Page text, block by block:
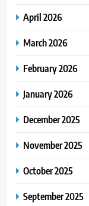
April 2026
March 2026
February 2026
January 2026
December 2025
November 2025
October 2025
September 2025